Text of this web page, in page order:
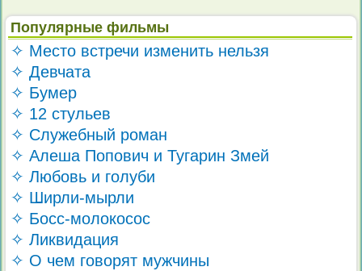
Популярные фильмы
✧ Место встречи изменить нельзя
✧ Девчата
✧ Бумер
✧ 12 стульев
✧ Служебный роман
✧ Алеша Попович и Тугарин Змей
✧ Любовь и голуби
✧ Ширли-мырли
✧ Босс-молокосос
✧ Ликвидация
✧ О чем говорят мужчины